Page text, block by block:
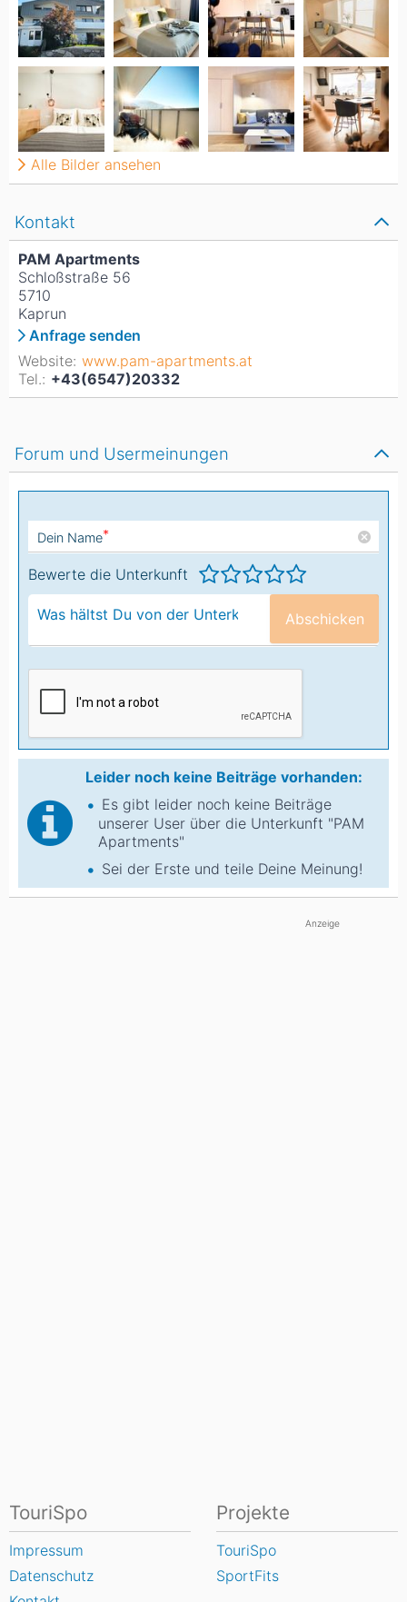
Kontakt
PAM Apartments
Schloßstraße 56
5710
Kaprun
Anfrage senden
Website: www.pam-apartments.at
Tel.: +43(6547)20332
Alle Bilder ansehen
Forum und Usermeinungen
Dein Name*
Bewerte die Unterkunft
Abschicken
Leider noch keine Beiträge vorhanden:
Es gibt leider noch keine Beiträge
unserer User über die Unterkunft "PAM
Apartments"
Sei der Erste und teile Deine Meinung!
Anzeige
TouriSpo
Impressum
Datenschutz
Projekte
TouriSpo
SportFits